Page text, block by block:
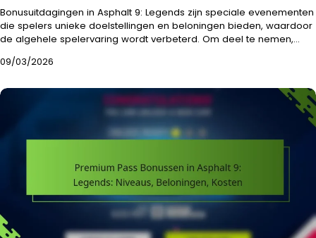
Bonusuitdagingen in Asphalt 9: Legends zijn speciale evenementen
die spelers unieke doelstellingen en beloningen bieden, waardoor
de algehele spelervaring wordt verbeterd. Om deel te nemen,…
09/03/2026